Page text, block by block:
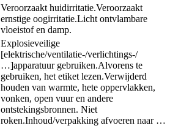
Veroorzaakt huidirritatie.Veroorzaakt
ernstige oogirritatie.Licht ontvlambare
vloeistof en damp.
Explosieveilige
[elektrische/ventilatie-/verlichtings-/
…]apparatuur gebruiken.Alvorens te
gebruiken, het etiket lezen.Verwijderd
houden van warmte, hete oppervlakken,
vonken, open vuur en andere
ontstekingsbronnen. Niet
roken.Inhoud/verpakking afvoeren naar …